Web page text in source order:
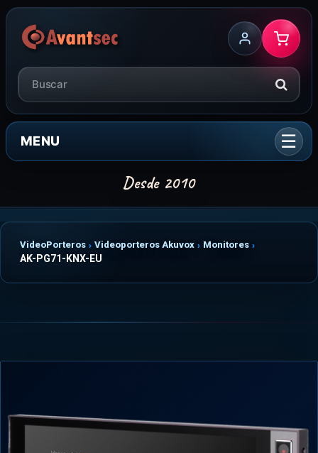
MENU
VideoPorteros Videoporteros Akuvox Monitores
AK-PG71-KNX-EU